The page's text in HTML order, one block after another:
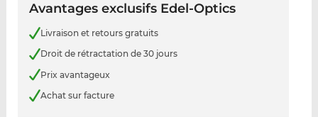
Avantages exclusifs Edel-Optics
Livraison et retours gratuits
Droit de rétractation de 30 jours
Prix avantageux
Achat sur facture